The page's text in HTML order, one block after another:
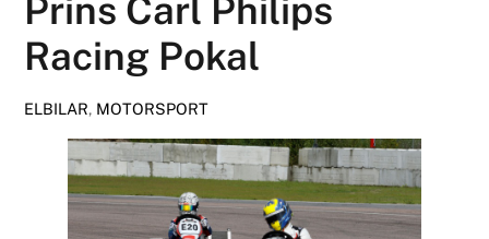
Prins Carl Philips
Racing Pokal
ELBILAR, MOTORSPORT